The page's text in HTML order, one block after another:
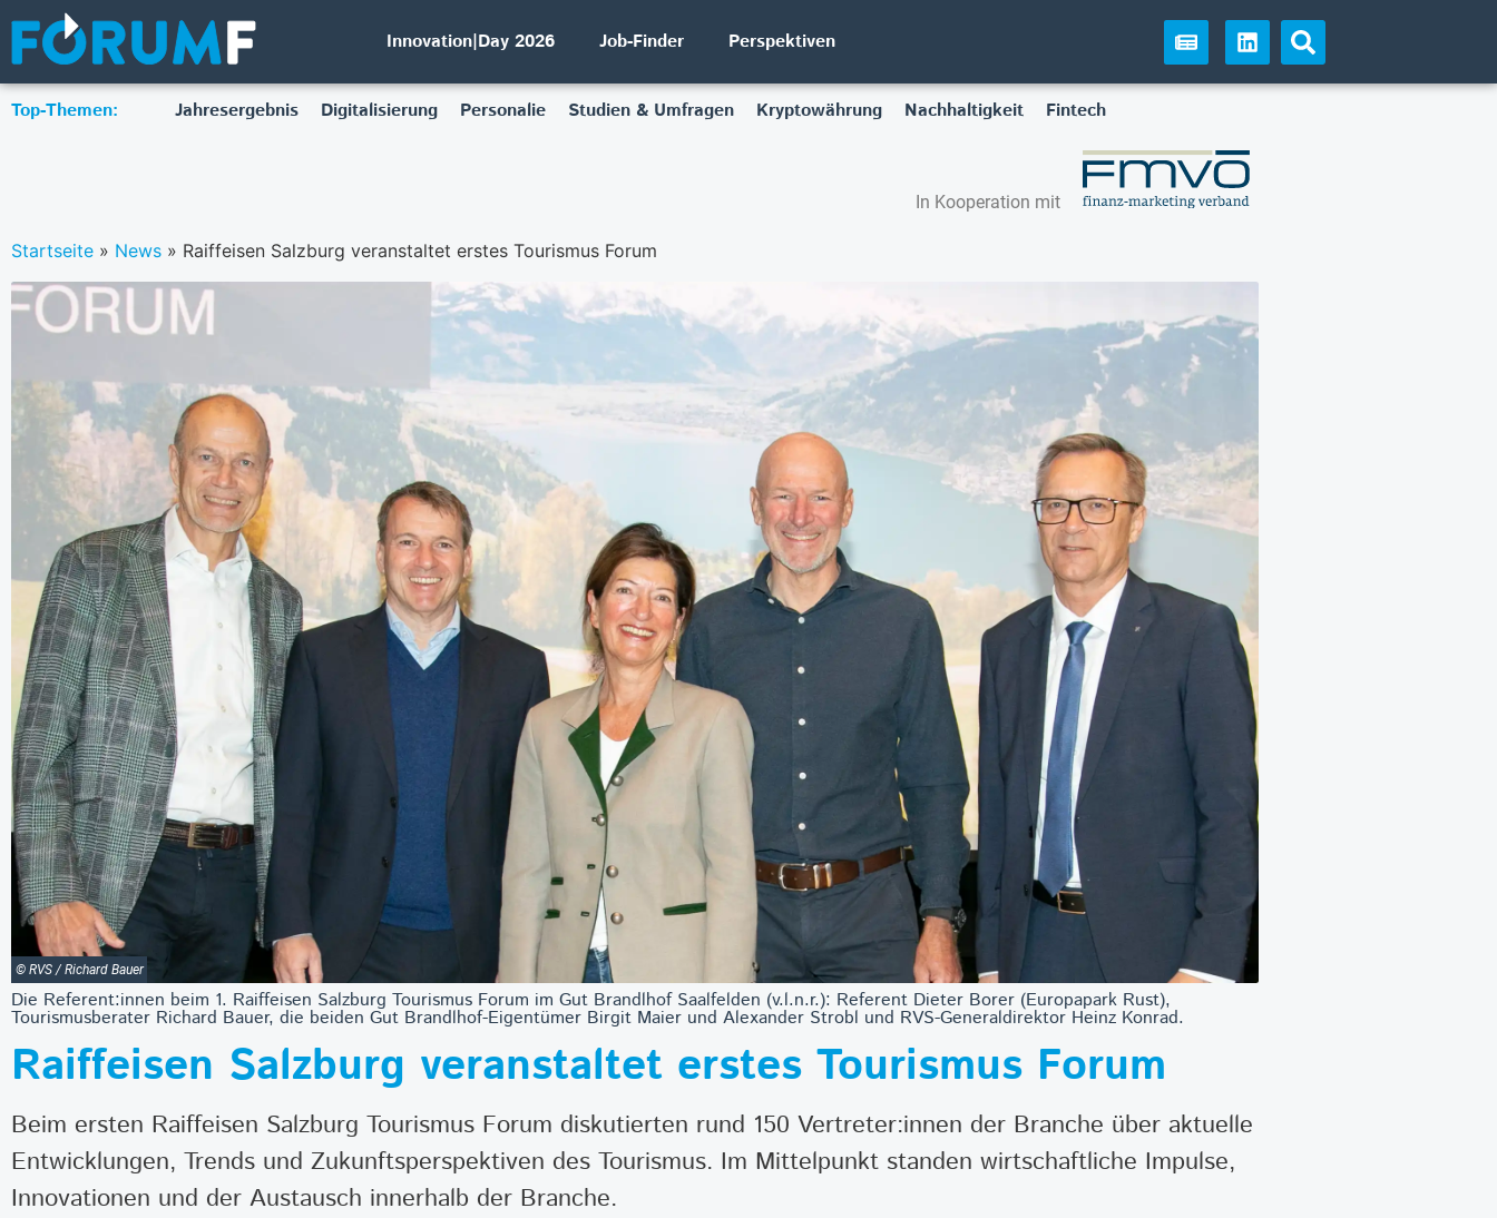
Innovation|Day 2026 Job-Finder Perspektiven
Top-Themen: Jahresergebnis Digitalisierung Personalie Studien & Umfragen Kryptowährung Nachhaltigkeit Fintech
In Kooperation mit
Startseite » News » Raiffeisen Salzburg veranstaltet erstes Tourismus Forum
© RVS / Richard Bauer
Die Referent:innen beim 1. Raiffeisen Salzburg Tourismus Forum im Gut Brandlhof Saalfelden (v.l.n.r.): Referent Dieter Borer (Europapark Rust),
Tourismusberater Richard Bauer, die beiden Gut Brandlhof-Eigentümer Birgit Maier und Alexander Strobl und RVS-Generaldirektor Heinz Konrad.
Raiffeisen Salzburg veranstaltet erstes Tourismus Forum
Beim ersten Raiffeisen Salzburg Tourismus Forum diskutierten rund 150 Vertreter:innen der Branche über aktuelle
Entwicklungen, Trends und Zukunftsperspektiven des Tourismus. Im Mittelpunkt standen wirtschaftliche Impulse,
Innovationen und der Austausch innerhalb der Branche.